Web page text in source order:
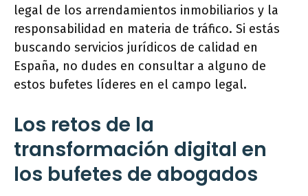
legal de los arrendamientos inmobiliarios y la
responsabilidad en materia de tráfico. Si estás
buscando servicios jurídicos de calidad en
España, no dudes en consultar a alguno de
estos bufetes líderes en el campo legal.
Los retos de la
transformación digital en
los bufetes de abogados